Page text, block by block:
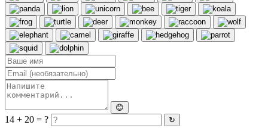
😊
14 + 20 = ? ↻